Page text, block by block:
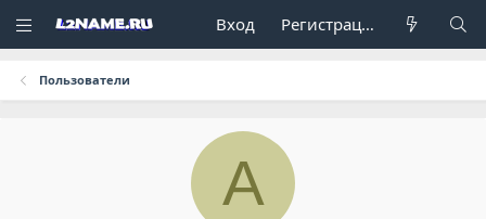
Вход Регистрация
Пользователи
A